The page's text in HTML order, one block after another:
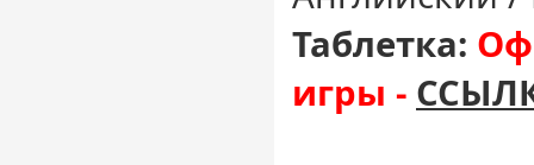
Таблетка:
игры -